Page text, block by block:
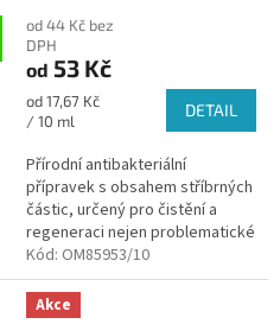
od 44 Kč bez
DPH
od 53 Kč
Měrná
cena:
od 17,67 Kč
/ 10 ml
DETAIL
Přírodní antibakteriální
přípravek s obsahem stříbrných
částic, určený pro čistění a
regeneraci nejen problematické
pleti. Přispívá k normální funkci
pokožky a jejímu...
Kód: OM85953/10
Akce